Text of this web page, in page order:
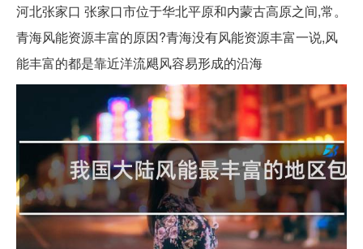
河北张家口 张家口市位于华北平原和内蒙古高原之间,常。
青海风能资源丰富的原因?青海没有风能资源丰富一说,风
能丰富的都是靠近洋流飓风容易形成的沿海